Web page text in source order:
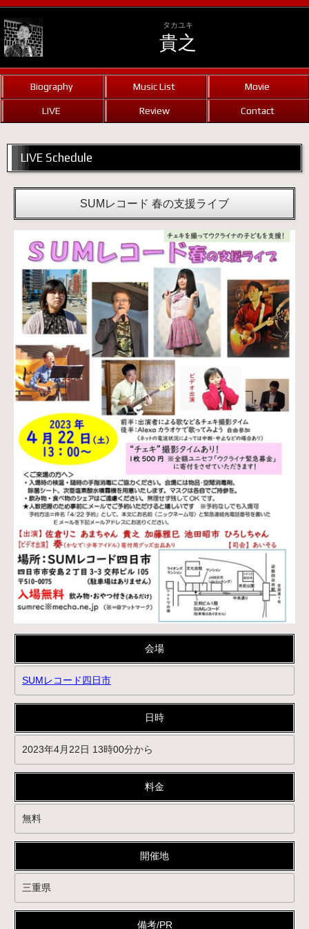
タカユキ
貴之
Biography Music List Movie
LIVE Review Contact
LIVE Schedule
SUMレコード 春の支援ライブ
会場
SUMレコード四日市
日時
2023年4月22日 13時00分から
料金
無料
開催地
三重県
備考/PR